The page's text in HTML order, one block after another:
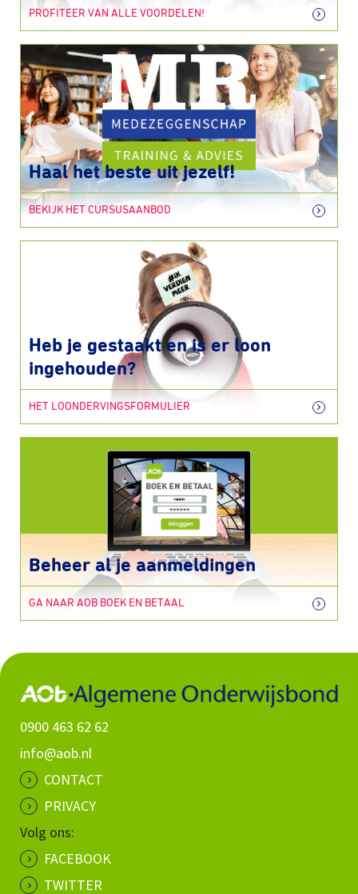
PROFITEER VAN ALLE VOORDELEN!
Haal het beste uit jezelf!
BEKIJK HET CURSUSAANBOD
Heb je gestaakt en is er loon
ingehouden?
HET LOONDERVINGSFORMULIER
Beheer al je aanmeldingen
GA NAAR AOB BOEK EN BETAAL
0900 463 62 62
info@aob.nl
CONTACT
PRIVACY
Volg ons:
FACEBOOK
TWITTER